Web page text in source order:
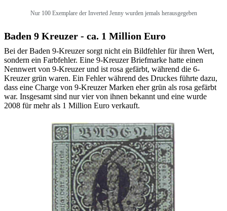
Nur 100 Exemplare der Inverted Jenny wurden jemals herausgegeben
Baden 9 Kreuzer - ca. 1 Million Euro
Bei der Baden 9-Kreuzer sorgt nicht ein Bildfehler für ihren Wert,
sondern ein Farbfehler. Eine 9-Kreuzer Briefmarke hatte einen
Nennwert von 9-Kreuzer und ist rosa gefärbt, während die 6-
Kreuzer grün waren. Ein Fehler während des Druckes führte dazu,
dass eine Charge von 9-Kreuzer Marken eher grün als rosa gefärbt
war. Insgesamt sind nur vier von ihnen bekannt und eine wurde
2008 für mehr als 1 Million Euro verkauft.